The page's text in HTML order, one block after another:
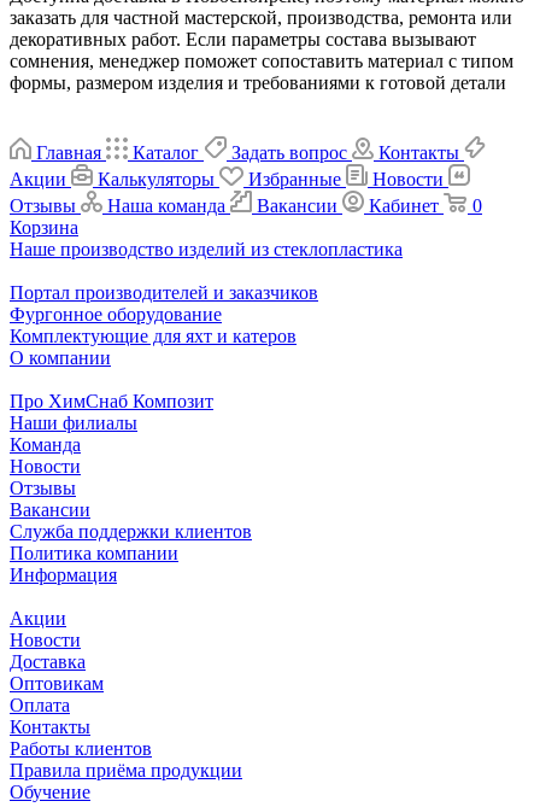
заказать для частной мастерской, производства, ремонта или
декоративных работ. Если параметры состава вызывают
сомнения, менеджер поможет сопоставить материал с типом
формы, размером изделия и требованиями к готовой детали
Главная Каталог Задать вопрос
Контакты
Акции
Калькуляторы Избранные
Новости
Отзывы
Наша команда Вакансии Кабинет
0
Корзина
Наше производство изделий из стеклопластика
Портал производителей и заказчиков
Фургонное оборудование
Комплектующие для яхт и катеров
О компании
Про ХимСнаб Композит
Наши филиалы
Команда
Новости
Отзывы
Вакансии
Служба поддержки клиентов
Политика компании
Информация
Акции
Новости
Доставка
Оптовикам
Оплата
Контакты
Работы клиентов
Правила приёма продукции
Обучение